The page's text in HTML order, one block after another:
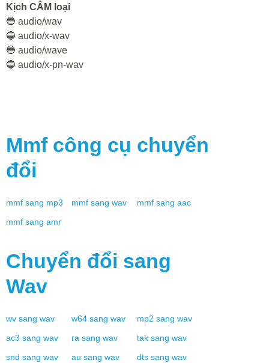
Kịch CÂM loại
🔵 audio/wav
🔵 audio/x-wav
🔵 audio/wave
🔵 audio/x-pn-wav
Mmf công cụ chuyển
đổi
mmf sang mp3 mmf sang wav mmf sang aac
mmf sang amr
Chuyển đổi sang
Wav
wv sang wav w64 sang wav mp2 sang wav
ac3 sang wav ra sang wav tak sang wav
snd sang wav au sang wav dts sang wav